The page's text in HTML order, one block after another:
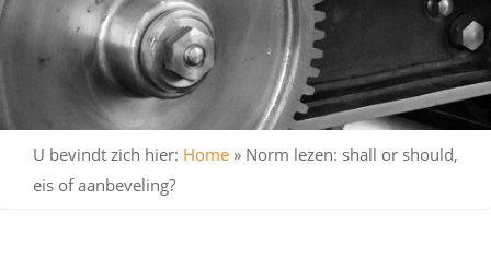
U bevindt zich hier: Home » Norm lezen: shall or should,
eis of aanbeveling?